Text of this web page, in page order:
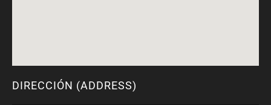
DIRECCIÓN (ADDRESS)